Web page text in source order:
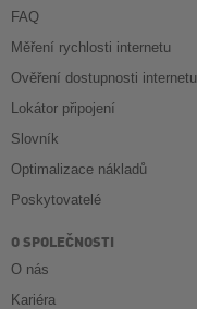
FAQ
Měření rychlosti internetu
Ověření dostupnosti internetu
Lokátor připojení
Slovník
Optimalizace nákladů
Poskytovatelé
O SPOLEČNOSTI
O nás
Kariéra